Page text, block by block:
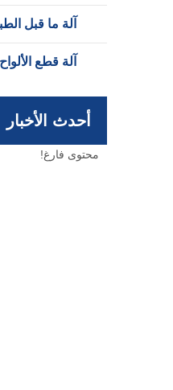
آلة ما قبل
آلة قطع الألواح
أحدث الأخبار
محتوى فارغ!